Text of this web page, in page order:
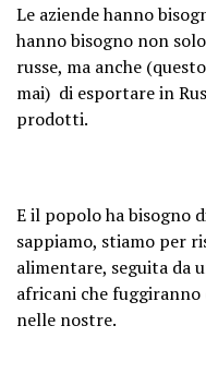
Le aziende hanno
hanno bisogno non
russe, ma anche
mai) di esportare in
prodotti.
E il popolo ha bisogno
sappiamo, stiamo per
alimentare, seguita da
africani che
nelle nostre.